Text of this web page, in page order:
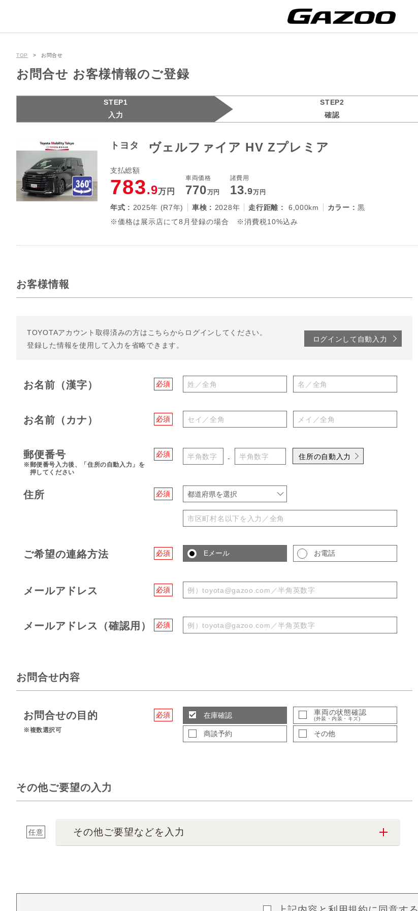
TOP お問合せ
お問合せ お客様情報のご登録
STEP1
入力
STEP2
確認
トヨタ ヴェルファイア HV Zプレミア
支払総額
783.9万円
車両価格
770万円
諸費用
13.9万円
年式 : 2025年 (R7年) 車検 : 2028年 走行距離 : 6,000km カラー : 黒
※価格は展示店にて8月登録の場合 ※消費税10%込み
お客様情報
TOYOTAアカウント取得済みの方は こちらからログインしてください。
登録した情報を使用して入力を省略できます。
ログインして自動入力
必須
お名前（漢字）
必須
お名前（カナ）
必須
郵便番号
※郵便番号入力後、「住所の自動入力」を
押してください
- 住所の自動入力
必須
住所 都道府県を選択
必須
ご希望の連絡方法 Eメール お電話
必須
メールアドレス
必須
メールアドレス（確認用）
お問合せ内容
必須
お問合せの目的
※複数選択可
在庫確認 車両の状態確認
(外装・内装・キズ)
商談予約 その他
その他ご要望の入力
任意 その他ご要望などを入力